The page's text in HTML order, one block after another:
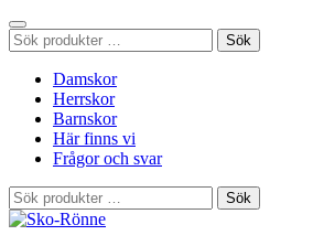
Sök
efter:
Sök
Damskor
Herrskor
Barnskor
Här finns vi
Frågor och svar
Sök
efter:
Sök